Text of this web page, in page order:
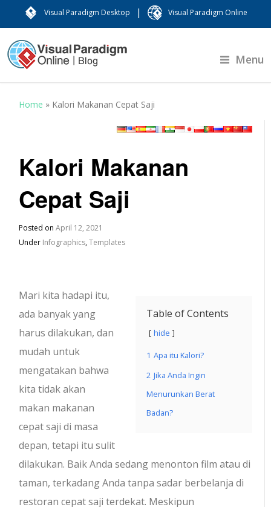
Visual Paradigm Desktop | Visual Paradigm Online
Menu
Home » Kalori Makanan Cepat Saji
Kalori Makanan
Cepat Saji
Posted onApril 12, 2021
Under Infographics,Templates
Table of Contents
hide
1 Apa itu Kalori?
2 Jika Anda Ingin
Menurunkan Berat
Badan?
Mari kita hadapi itu,
ada banyak yang
harus dilakukan, dan
mudah untuk
mengatakan bahwa
kita tidak akan
makan makanan
cepat saji di masa
depan, tetapi itu sulit
dilakukan. Baik Anda sedang menonton film atau di
taman, terkadang Anda tanpa sadar berbelanja di
restoran cepat saji terdekat. Meskipun